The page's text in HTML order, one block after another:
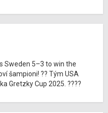
Sweden 5–3 to win the
šampioni! ?? Tým USA
Gretzky Cup 2025. ????